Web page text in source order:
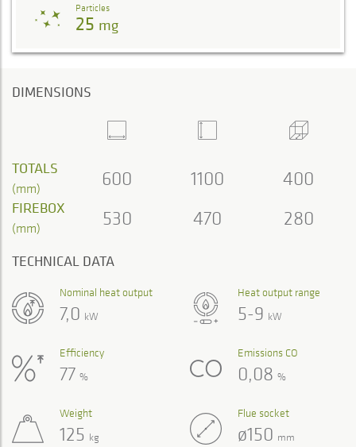
Particles
25 mg
DIMENSIONS
TOTALS
(mm) 600 1100 400
FIREBOX
(mm) 530 470 280
TECHNICAL DATA
Heat output range
5-9 kW
Nominal heat output
7,0 kW
Efficiency
77 %
Emissions CO
0,08 %
Weight
125 kg
Flue socket
ø150 mm